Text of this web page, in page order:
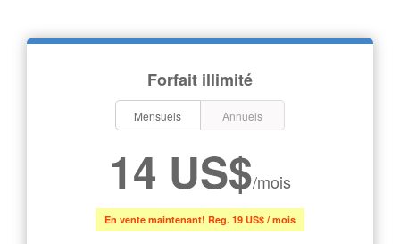
Forfait illimité
Mensuels Annuels
14 US$/mois
En vente maintenant! Reg. 19 US$ / mois